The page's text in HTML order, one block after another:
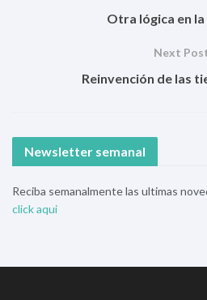
Otra lógica en
Next
Reinvención de las
Newsletter semanal
Reciba semanalmente las ultimas
click aqui